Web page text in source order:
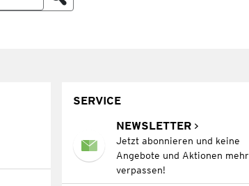
SERVICE
NEWSLETTER
Jetzt abonnieren und keine
Angebote und Aktionen mehr
verpassen!